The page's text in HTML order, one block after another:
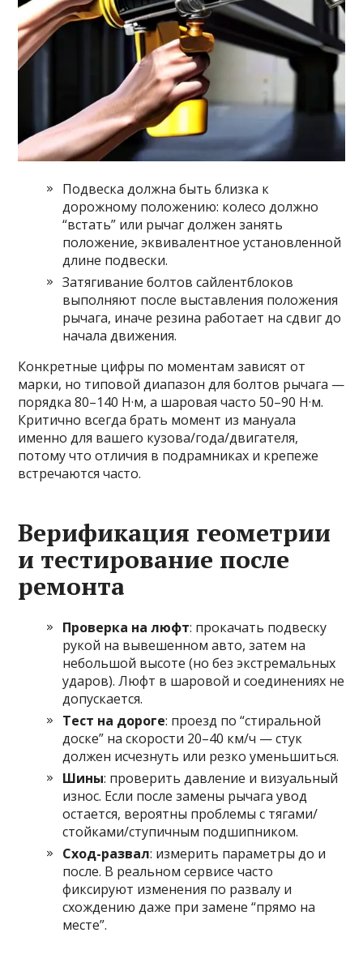
Подвеска должна быть близка к
дорожному положению: колесо должно
“встать” или рычаг должен занять
положение, эквивалентное установленной
длине подвески.
Затягивание болтов сайлентблоков
выполняют после выставления положения
рычага, иначе резина работает на сдвиг до
начала движения.
Конкретные цифры по моментам зависят от
марки, но типовой диапазон для болтов рычага —
порядка 80–140 Н·м, а шаровая часто 50–90 Н·м.
Критично всегда брать момент из мануала
именно для вашего кузова/года/двигателя,
потому что отличия в подрамниках и крепеже
встречаются часто.
Верификация геометрии
и тестирование после
ремонта
Проверка на люфт: прокачать подвеску
рукой на вывешенном авто, затем на
небольшой высоте (но без экстремальных
ударов). Люфт в шаровой и соединениях не
допускается.
Тест на дороге: проезд по “стиральной
доске” на скорости 20–40 км/ч — стук
должен исчезнуть или резко уменьшиться.
Шины: проверить давление и визуальный
износ. Если после замены рычага увод
остается, вероятны проблемы с тягами/
стойками/ступичным подшипником.
Сход-развал: измерить параметры до и
после. В реальном сервисе часто
фиксируют изменения по развалу и
схождению даже при замене “прямо на
месте”.